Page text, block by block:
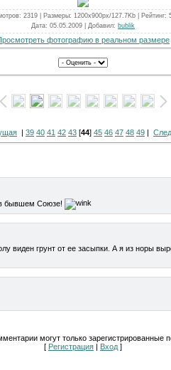
: 2319 | Размеры: 1200x900px/127.7Kb | Рейтинг:
Дата: 05.05.2009 | Добавил: bublik
фотографию в реальном размере
| 39 40 41 42 43 [44] 45 46 47 48 49 |
в бывшем Союзе!
виден грунт от ее засыпки. А я из норы
могут только зарегистрированные
[ Регистрация Вход ]